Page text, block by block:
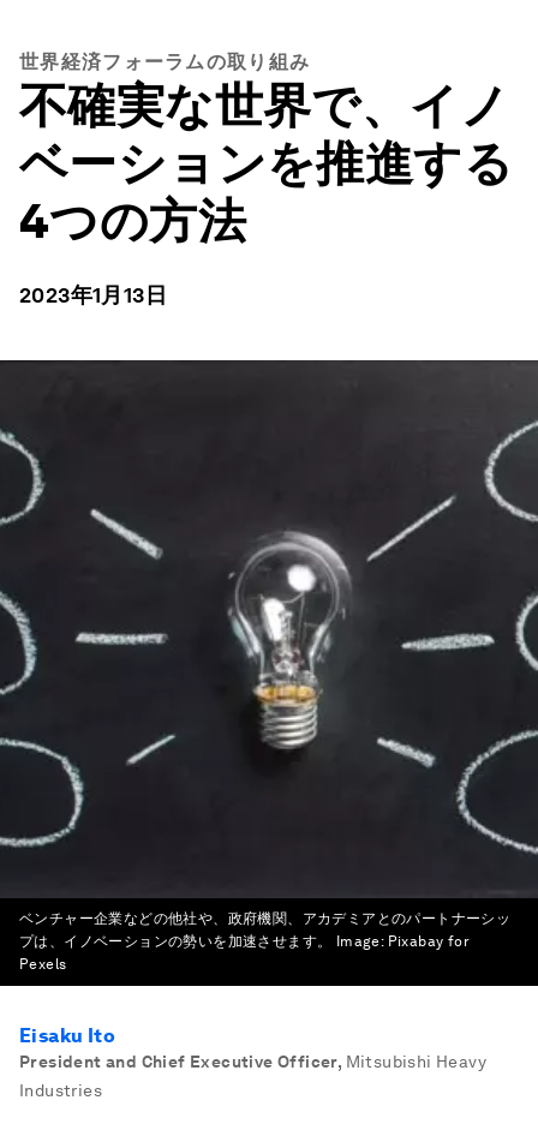
世界経済フォーラムの取り組み
不確実な世界で、イノ
ベーションを推進する
4つの方法
2023年1月13日
ベンチャー企業などの他社や、政府機関、アカデミアとのパートナーシッ
プは、イノベーションの勢いを加速させます。
Image: Pixabay for
Pexels
Eisaku Ito
President and Chief Executive Officer, Mitsubishi Heavy
Industries